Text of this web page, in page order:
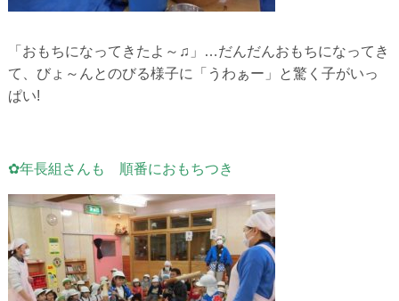
「おもちになってきたよ～♫」…だんだんおもちになってき
て、びょ～んとのびる様子に「うわぁー」と驚く子がいっ
ぱい!
✿年長組さんも 順番におもちつき